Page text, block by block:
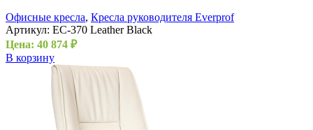
Офисные кресла, Кресла руководителя Everprof
Артикул: EC-370 Leather Black
Цена: 40 874 ₽
В корзину